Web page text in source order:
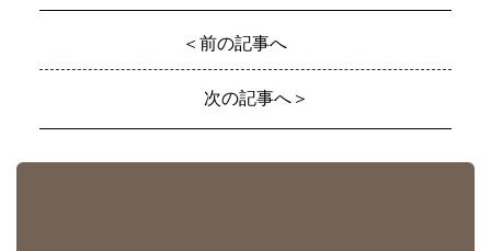
＜前の記事へ
次の記事へ＞